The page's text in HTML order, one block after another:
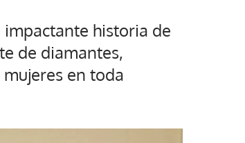
historia de
de diamantes,
en toda